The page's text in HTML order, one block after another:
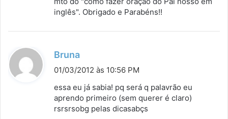
e
inglês". Obrigado e Parabéns!!
Bruna
i
s
e
01/03/2012 às 10:56 PM
essa eu já sabia! pq será q palavrão eu
aprendo primeiro (sem querer é claro)
rsrsrsobg pelas dicasabçs